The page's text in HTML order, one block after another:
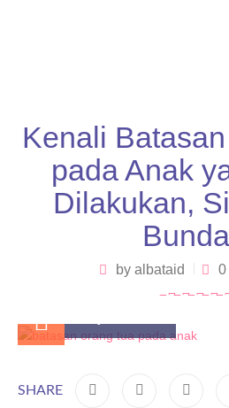
Kenali
pada Anak
Dilakukan,
by albataid 0
SHARE